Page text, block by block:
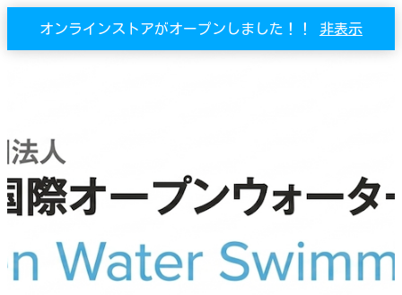
オンラインストアがオープンしました！！ 非表示